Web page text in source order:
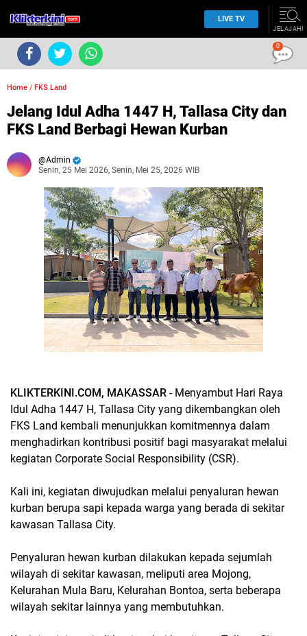
LIVE TV
JELAJAHI
Home / FKS Land
Jelang Idul Adha 1447 H, Tallasa City dan
FKS Land Berbagi Hewan Kurban
Admin
Senin, 25 Mei 2026, Senin, Mei 25, 2026 WIB
KLIKTERKINI.COM, MAKASSAR - Menyambut Hari Raya
Idul Adha 1447 H, Tallasa City yang dikembangkan oleh
FKS Land kembali menunjukkan komitmennya dalam
menghadirkan kontribusi positif bagi masyarakat melalui
kegiatan Corporate Social Responsibility (CSR).
Kali ini, kegiatan diwujudkan melalui penyaluran hewan
kurban berupa sapi kepada warga yang berada di sekitar
kawasan Tallasa City.
Penyaluran hewan kurban dilakukan kepada sejumlah
wilayah di sekitar kawasan, meliputi area Mojong,
Kelurahan Mula Baru, Kelurahan Bontoa, serta beberapa
wilayah sekitar lainnya yang membutuhkan.
0